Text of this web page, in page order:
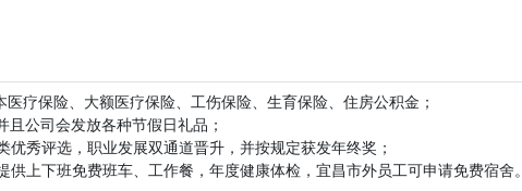
疗保险、大额医疗保险、工伤保险、生育保险、住房公积金；
公司会发放各种节假日礼品；
秀评选，职业发展双通道晋升，并按规定获发年终奖；
上下班免费班车、工作餐，年度健康体检，宜昌市外员工可申请免费宿舍。